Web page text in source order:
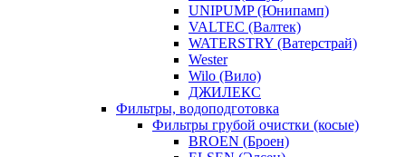
UNIPUMP (Юнипамп)
VALTEC (Валтек)
WATERSTRY (Ватерстрай)
Wester
Wilo (Вило)
ДЖИЛЕКС
Фильтры, водоподготовка
Фильтры грубой очистки (косые)
BROEN (Броен)